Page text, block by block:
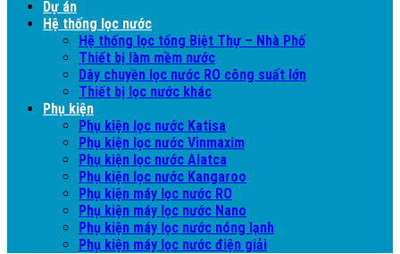
Dự án
Hệ thống lọc nước
Hệ thống lọc tổng Biệt Thự – Nhà Phố
Thiết bị làm mềm nước
Dây chuyền lọc nước RO công suất lớn
Thiết bị lọc nước khác
Phụ kiện
Phụ kiện lọc nước Katisa
Phụ kiện lọc nước Vinmaxim
Phụ kiện lọc nước Alatca
Phụ kiện lọc nước Kangaroo
Phụ kiện máy lọc nước RO
Phụ kiện máy lọc nước Nano
Phụ kiện máy lọc nước nóng lạnh
Phụ kiện máy lọc nước điện giải